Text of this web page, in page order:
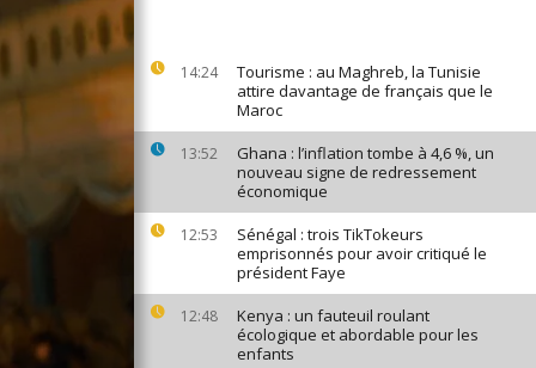
14:24
Tourisme : au Maghreb, la Tunisie
attire davantage de français que le
Maroc
13:52
Ghana : l’inflation tombe à 4,6 %, un
nouveau signe de redressement
économique
12:53
Sénégal : trois TikTokeurs
emprisonnés pour avoir critiqué le
président Faye
12:48
Kenya : un fauteuil roulant
écologique et abordable pour les
enfants